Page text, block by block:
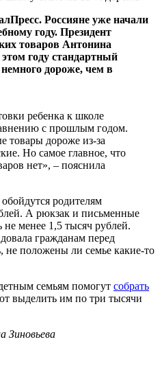
Россияне уже начали
году. Президент
товаров Антонина
году стандартный
дороже, чем в
ребенка к школе
с прошлым годом.
товары дороже из-за
Но самое главное, что
нет», – пояснила
родителям
А рюкзак и письменные
не менее 1,5 тысяч рублей.
гражданам перед
не положены ли семье какие-то
семьям помогут собрать
выделить им по три тысячи
Зиновьева